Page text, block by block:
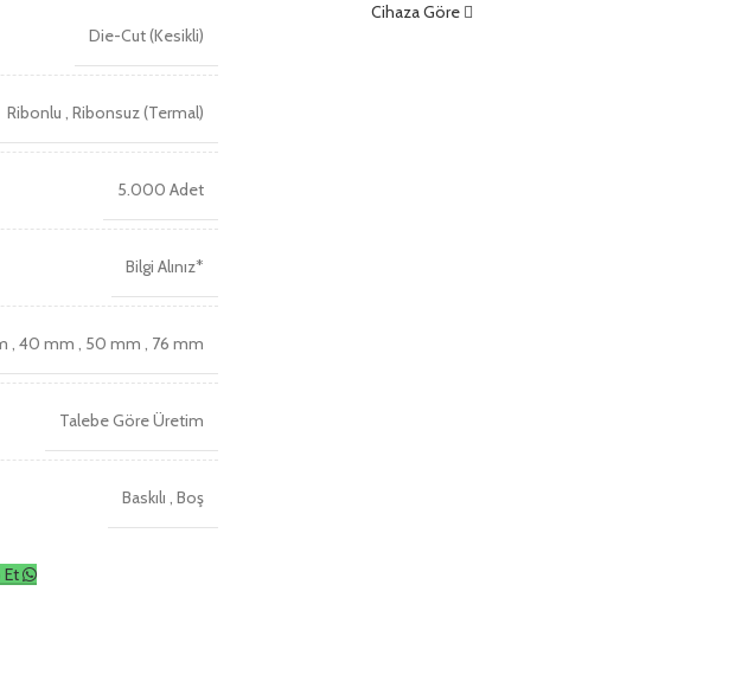
Die-Cut (Kesikli)
Ribonlu ,Ribonsuz (Termal)
5.000 Adet
Bilgi Alınız*
,40 mm , 50 mm , 76 mm
Talebe Göre Üretim
Baskılı ,Boş
Et
Cihaza Göre